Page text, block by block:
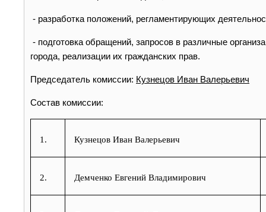
- разработка положений, регламентирующих
- подготовка обращений, запросов в различные
города, реализации их гражданских прав.
Председатель комиссии: Кузнецов Иван Валерьевич
Состав комиссии:
1. Кузнецов Иван Валерьевич
2. Демченко Евгений Владимирович